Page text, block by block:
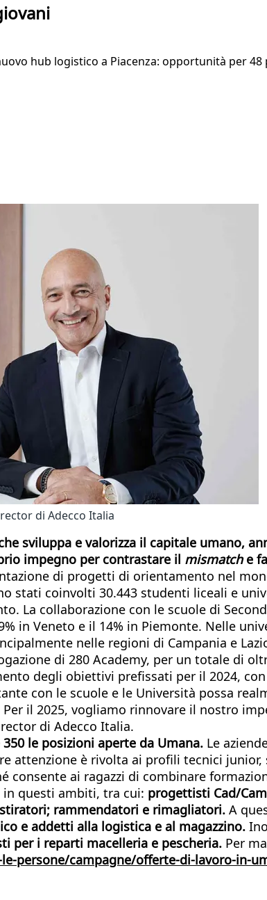
hub logistico a Piacenza: opportunità per
di Adecco Italia
sviluppa e valorizza il capitale umano,
impegno per contrastare il mismatche
di progetti di orientamento nel
stati coinvolti 30.443 studenti liceali e
La collaborazione con le scuole di
in Veneto e il 14% in Piemonte. Nelle
nelle regioni di Campania e
di 280 Academy, per un totale di
degli obiettivi prefissati per il 2024,
con le scuole e le Università possa
il 2025, vogliamo rinnovare il nostro
di Adecco Italia.
le posizioni aperte da Umana. Le
attenzione è rivolta ai profili tecnici
consente ai ragazzi di combinare
questi ambiti, tra cui: progettisti Cad/
rammendatori e rimagliatori. A
e addetti alla logistica e al magazzino.
per i reparti macelleria e pescheria. Per
persone/campagne/offerte-di-lavoro-in-